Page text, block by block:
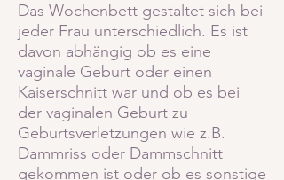
Das Wochenbett gestaltet sich bei
jeder Frau unterschiedlich. Es ist
davon abhängig ob es eine
vaginale Geburt oder einen
Kaiserschnitt war und ob es bei
der vaginalen Geburt zu
Geburtsverletzungen wie z.B.
Dammriss oder Dammschnitt
gekommen ist oder ob es sonstige